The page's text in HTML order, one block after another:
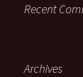
Recent
Archives